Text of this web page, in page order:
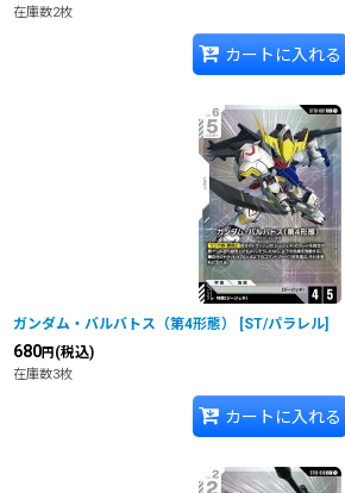
在庫数2枚
カートに入れる
ガンダム・バルバトス（第4形態） [ST/パラレル]
680円 (税込)
在庫数3枚
カートに入れる